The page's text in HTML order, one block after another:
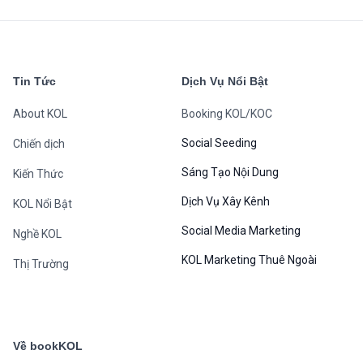
Tin Tức
About KOL
Chiến dịch
Kiến Thức
KOL Nổi Bật
Nghề KOL
Thị Trường
Dịch Vụ Nổi Bật
Booking KOL/KOC
Social Seeding
Sáng Tạo Nội Dung
Dịch Vụ Xây Kênh
Social Media Marketing
KOL Marketing Thuê Ngoài
Về bookKOL